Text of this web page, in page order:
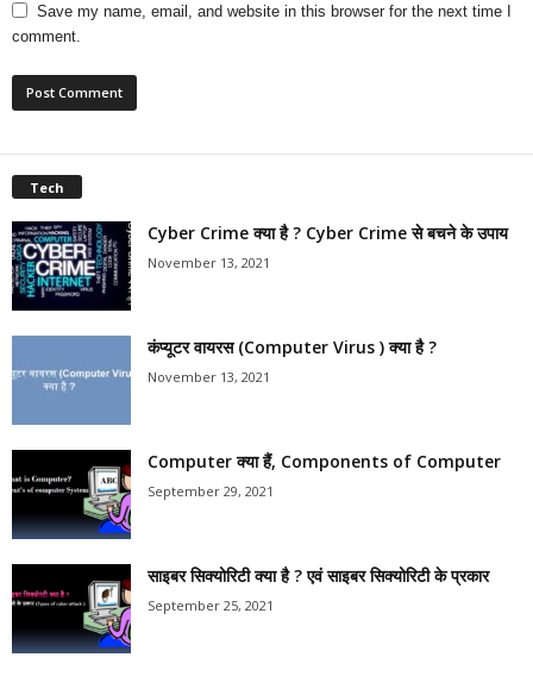
Save my name, email, and website in this browser for the next time I
comment.
Tech
Cyber Crime क्या है ? Cyber Crime से बचने के उपाय
November 13, 2021
कंप्यूटर वायरस (Computer Virus ) क्या है ?
November 13, 2021
Computer क्या हैं, Components of Computer
September 29, 2021
साइबर सिक्योरिटी क्या है ? एवं साइबर सिक्योरिटी के प्रकार
September 25, 2021